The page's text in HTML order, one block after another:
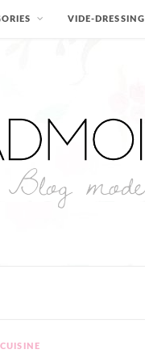
VIDE-DRESSING
CUISINE